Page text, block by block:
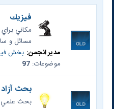
فيزيك
مكاني
مسائل و
مدیر انجمن: بخش
موضوعات: 97
بحث آزاد
بحث علمي